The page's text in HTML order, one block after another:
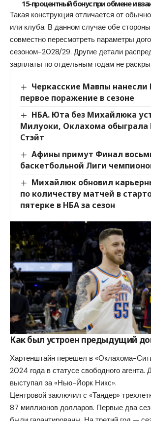
15-процентный бонус при обмене и
Такая конструкция отличается от
или клуба. В данном случае обе
совместно пересмотреть параметры
сезоном-2028/29. Другие детали
зарплаты по отдельным годам не
Черкасские Мавпы
первое поражение в сезоне
НБА. Юта без Михайлюка
Милуоки, Оклахома обыграла
Стэйт
Афины примут Финал
баскетбольной Лиги
Михайлюк обновил
по количеству матчей в
пятерке в НБА за сезон
Как был устроен предыдущий
Хартенштайн перешел в «Оклахома-
2024 года в статусе свободного агента.
выступал за «Нью-Йорк Никс».
Центровой заключил с «Тандер»
87 миллионов долларов. Первые два